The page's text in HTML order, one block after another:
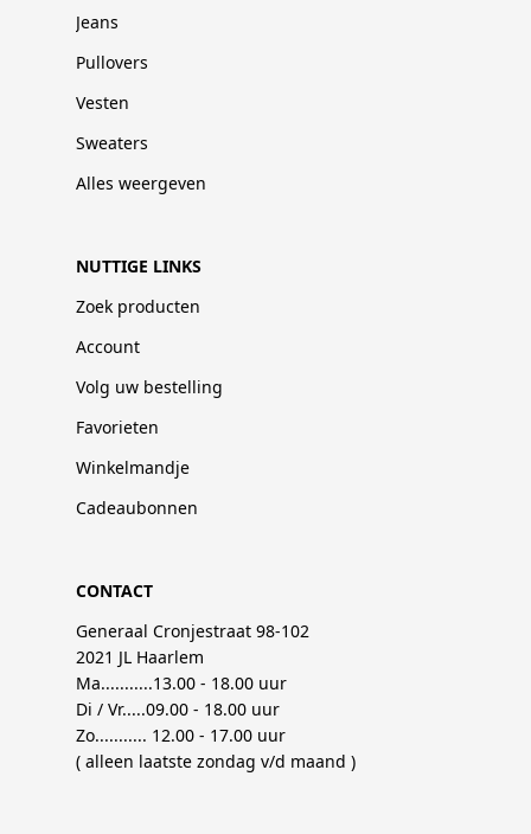
Jeans
Pullovers
Vesten
Sweaters
Alles weergeven
NUTTIGE LINKS
Zoek producten
Account
Volg uw bestelling
Favorieten
Winkelmandje
Cadeaubonnen
CONTACT
Generaal Cronjestraat 98-102
2021 JL Haarlem
Ma...........13.00 - 18.00 uur
Di / Vr.....09.00 - 18.00 uur
Zo........... 12.00 - 17.00 uur
( alleen laatste zondag v/d maand )